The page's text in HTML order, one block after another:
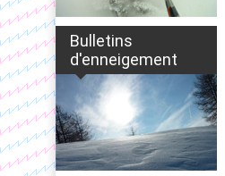
Bulletins
d'enneigement